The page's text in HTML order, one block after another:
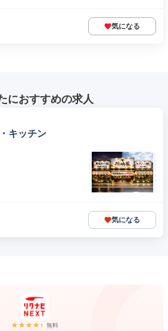
気になる
におすすめの求人
キッチン
気になる
無料